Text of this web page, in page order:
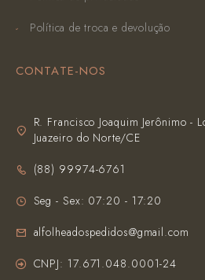
Política de troca e devolução
CONTATE-NOS
R. Francisco Joaquim Jerônimo -
Juazeiro do Norte/CE
(‪88) 99974-6761‬
Seg - Sex: 07:20 - 17:20
alfolheadospedidos@gmail.com
CNPJ: 17.671.048.0001-24